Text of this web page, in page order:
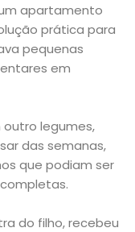
apartamento
prática para
pequenas
em
outro legumes,
das semanas,
que podiam ser
do filho, recebeu